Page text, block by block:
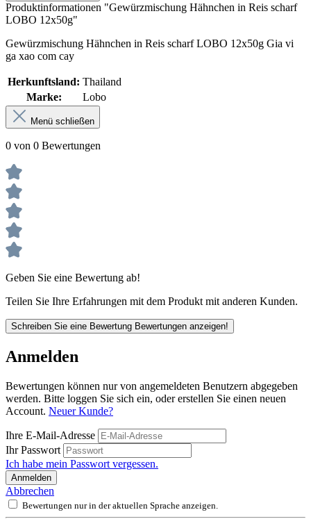
Produktinformationen "Gewürzmischung Hähnchen in Reis scharf
LOBO 12x50g"
Gewürzmischung Hähnchen in Reis scharf LOBO 12x50g Gia vi
ga xao com cay
Herkunftsland: Thailand
Marke:
Lobo
Menü schließen
0 von 0 Bewertungen
Geben Sie eine Bewertung ab!
Teilen Sie Ihre Erfahrungen mit dem Produkt mit anderen Kunden.
Schreiben Sie eine Bewertung Bewertungen anzeigen!
Anmelden
Bewertungen können nur von angemeldeten Benutzern abgegeben
werden. Bitte loggen Sie sich ein, oder erstellen Sie einen neuen
Account. Neuer Kunde?
Ihre E-Mail-Adresse
Ihr Passwort
Ich habe mein Passwort vergessen.
Anmelden
Abbrechen
Bewertungen nur in der aktuellen Sprache anzeigen.